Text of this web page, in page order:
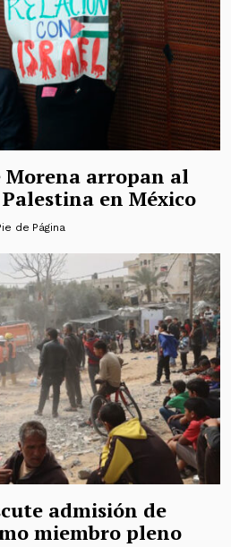
Morena arropan al
en México
de Página
admisión de
miembro pleno